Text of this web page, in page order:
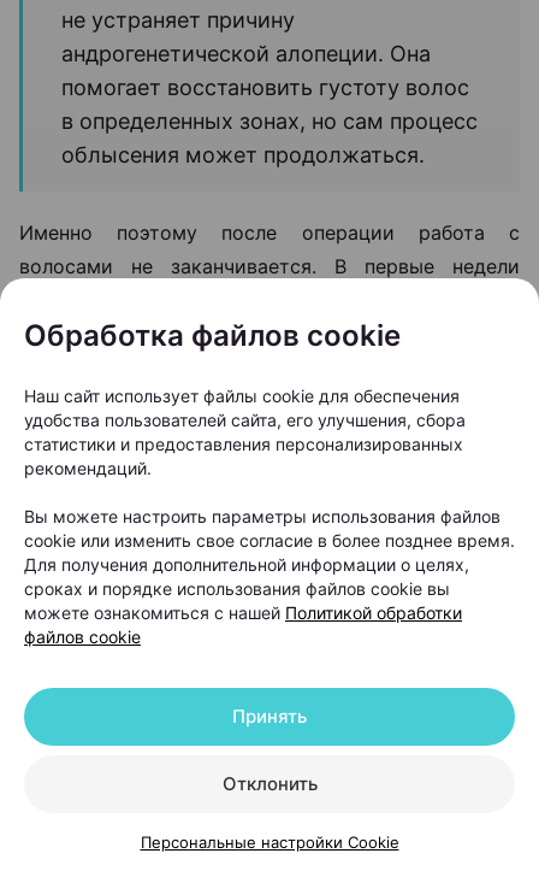
не устраняет причину
андрогенетической алопеции. Она
помогает восстановить густоту волос
в определенных зонах, но сам процесс
облысения может продолжаться.
Именно поэтому после операции работа с
волосами не заканчивается. В первые недели
рекомендации хирурга. Обычно пациентам
избегать интенсивных физических нагрузок;
отказаться от посещения бани и сауны;
прямыми солнечными лучами;
временно отказаться от агрессивных средств
для укладки;
не использовать пилинги для кожи головы.
Отдельное внимание уделяется восстановлению
кожи головы и приживлению пересаженных
фолликулов. Для этого в программы реабилитации
нередко включают плазмотерапию и светолечение.
Обработка файлов cookie
Наш сайт использует файлы cookie для обеспечения
удобства пользователей сайта, его улучшения, сбора
статистики и предоставления персонализированных
рекомендаций.
Вы можете настроить параметры использования файлов
cookie или изменить свое согласие в более позднее время.
Для получения дополнительной информации о целях,
сроках и порядке использования файлов cookie вы
можете ознакомиться с нашей Политикой обработки
файлов cookie
Отклонить
Принять
Персональные настройки Cookie